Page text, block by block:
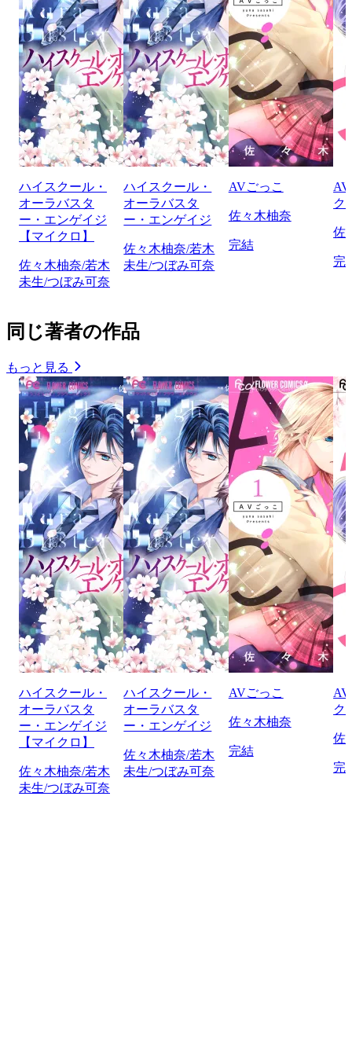
ハイスクール・
オーラバスタ
ー・エンゲイジ
【マイクロ】
佐々木柚奈/若木
未生/つぼみ可奈
ハイスクール・
オーラバスタ
ー・エンゲイジ
佐々木柚奈/若木
未生/つぼみ可奈
AVごっこ
佐々木柚奈
完結
ク
佐
完
同じ著者の作品
もっと見る
ハイスクール・
オーラバスタ
ー・エンゲイジ
【マイクロ】
佐々木柚奈/若木
未生/つぼみ可奈
ハイスクール・
オーラバスタ
ー・エンゲイジ
佐々木柚奈/若木
未生/つぼみ可奈
AVごっこ
佐々木柚奈
完結
ク
佐
完